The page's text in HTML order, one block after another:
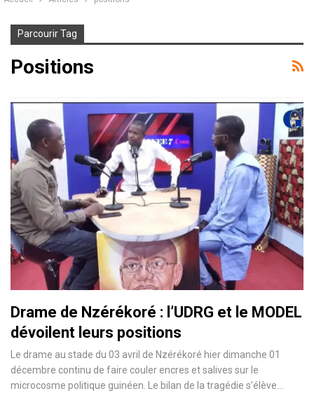
Parcourir Tag
Positions
Drame de Nzérékoré : l’UDRG et le MODEL
dévoilent leurs positions
Le drame au stade du 03 avril de Nzérékoré hier dimanche 01
décembre continu de faire couler encres et salives sur le
microcosme politique guinéen. Le bilan de la tragédie s’élève…